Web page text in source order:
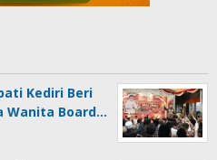
Kediri Beri
Wanita Board…